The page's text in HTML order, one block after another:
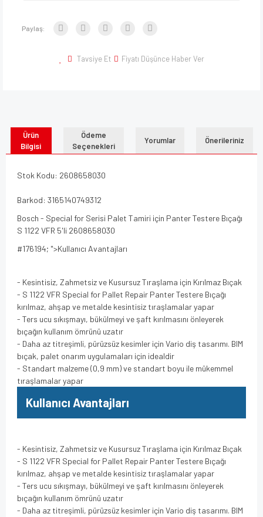
Paylaş:
Tavsiye Et Fiyatı Düşünce Haber Ver
Ürün
Bilgisi
Ödeme
Seçenekleri
Yorumlar Önerileriniz
Stok Kodu: 2608658030
Barkod: 3165140749312
Bosch - Special for Serisi Palet Tamiri için Panter Testere Bıçağı
S 1122 VFR 5'li 2608658030
#176194; ">Kullanıcı Avantajları
- Kesintisiz, Zahmetsiz ve Kusursuz Tıraşlama için Kırılmaz Bıçak
- S 1122 VFR Special for Pallet Repair Panter Testere Bıçağı
kırılmaz, ahşap ve metalde kesintisiz tıraşlamalar yapar
- Ters ucu sıkışmayı, bükülmeyi ve şaft kırılmasını önleyerek
bıçağın kullanım ömrünü uzatır
- Daha az titreşimli, pürüzsüz kesimler için Vario diş tasarımı. BIM
bıçak, palet onarım uygulamaları için idealdir
- Standart malzeme (0,9 mm) ve standart boyu ile mükemmel
tıraşlamalar yapar
Kullanıcı Avantajları
- Kesintisiz, Zahmetsiz ve Kusursuz Tıraşlama için Kırılmaz Bıçak
- S 1122 VFR Special for Pallet Repair Panter Testere Bıçağı
kırılmaz, ahşap ve metalde kesintisiz tıraşlamalar yapar
- Ters ucu sıkışmayı, bükülmeyi ve şaft kırılmasını önleyerek
bıçağın kullanım ömrünü uzatır
- Daha az titreşimli, pürüzsüz kesimler için Vario diş tasarımı. BIM